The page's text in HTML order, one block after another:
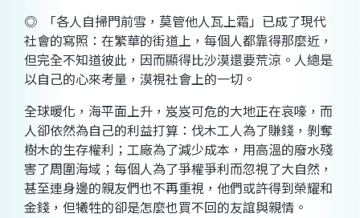
◎
「各人自掃門前雪，莫管他人瓦上霜」已成了現代
社會的寫照：在繁華的街道上，每個人都靠得那麼近，
但完全不知道彼此，因而顯得比沙漠還要荒涼。人總是
以自己的心來考量，漠視社會上的一切。
全球暖化，海平面上升，岌岌可危的大地正在哀嚎，而
人卻依然為自己的利益打算：伐木工人為了賺錢，剝奪
樹木的生存權利；工廠為了減少成本，用高溫的廢水殘
害了周圍海域；每個人為了爭權爭利而忽視了大自然，
甚至連身邊的親友們也不再重視，他們或許得到榮耀和
金錢，但犧牲的卻是怎麼也買不回的友誼與親情。